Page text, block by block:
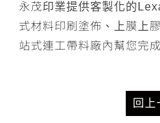
永茂印業提供客製化的
式材料印刷塗佈、上膜上
站式連工帶料廠內幫您完成
回上